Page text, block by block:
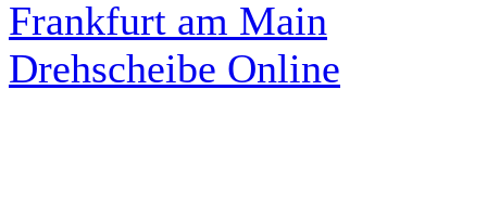
Frankfurt am Main
Drehscheibe Online